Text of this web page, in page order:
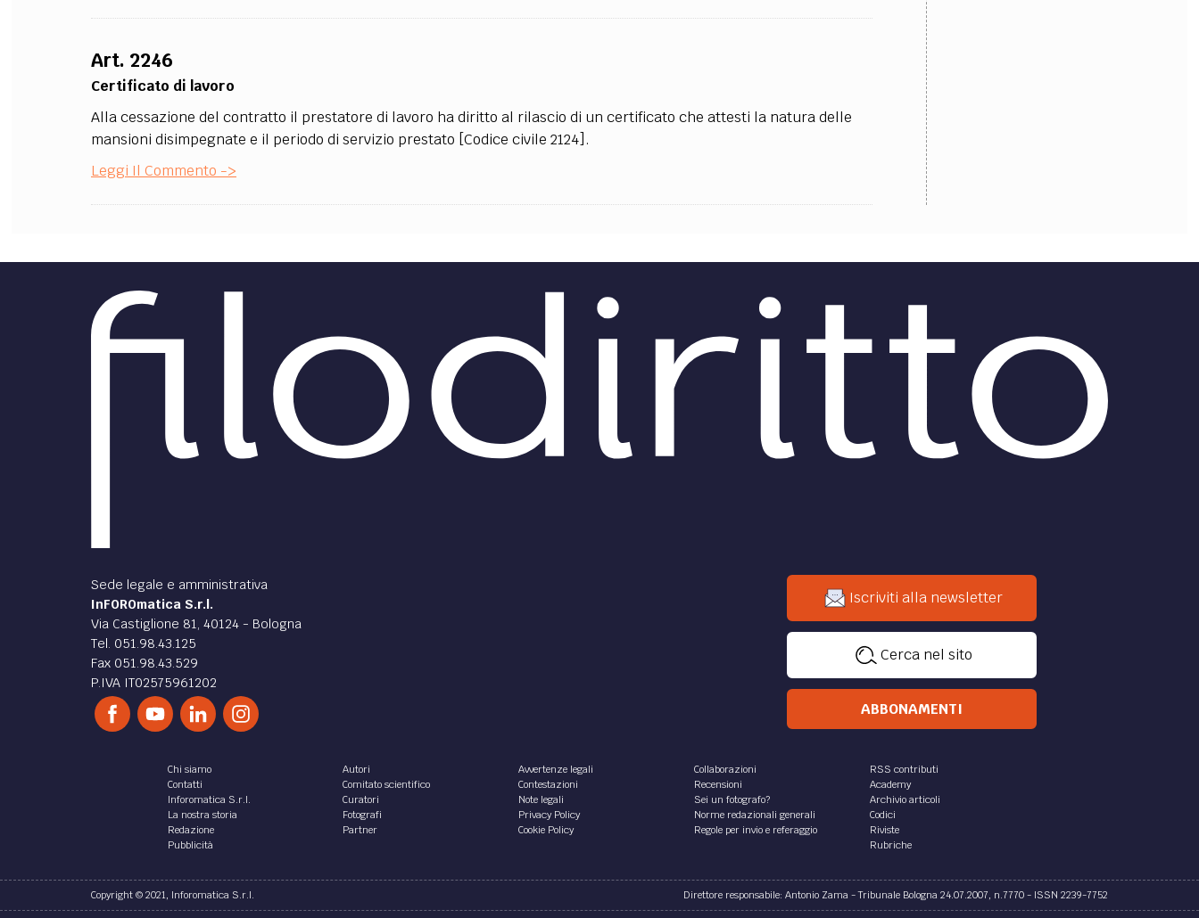
Art. 2246
Certificato di lavoro
Alla cessazione del contratto il prestatore di lavoro ha diritto al rilascio di un certificato che attesti la natura delle
mansioni disimpegnate e il periodo di servizio prestato [Codice civile 2124].
Leggi Il Commento ->
Sede legale e amministrativa
InFOROmatica S.r.l.
Via Castiglione 81, 40124 - Bologna
Tel. 051.98.43.125
Fax 051.98.43.529
P.IVA IT02575961202
Iscriviti alla newsletter
Cerca nel sito
ABBONAMENTI
Chi siamo
Contatti
Inforomatica S.r.l.
La nostra storia
Redazione
Pubblicità
Autori
Comitato scientifico
Curatori
Fotografi
Partner
Avvertenze legali
Contestazioni
Note legali
Privacy Policy
Cookie Policy
Collaborazioni
Recensioni
Sei un fotografo?
Norme redazionali generali
Regole per invio e referaggio
RSS contributi
Academy
Archivio articoli
Codici
Riviste
Rubriche
Copyright © 2021, Inforomatica S.r.l. Direttore responsabile: Antonio Zama - Tribunale Bologna 24.07.2007, n.7770 - ISSN 2239-7752